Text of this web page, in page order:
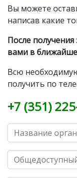
Вы можете
написав какие
После
вами в
Всю
получить по
+7 (351)